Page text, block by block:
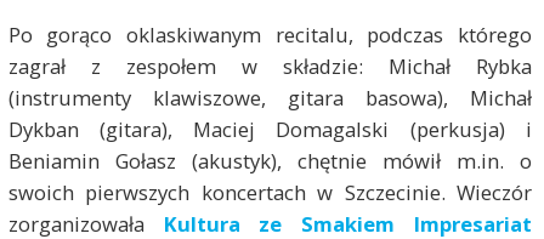
Po gorąco oklaskiwanym recitalu, podczas którego
zagrał z zespołem w składzie: Michał Rybka
(instrumenty klawiszowe, gitara basowa), Michał
Dykban (gitara), Maciej Domagalski (perkusja) i
Beniamin Gołasz (akustyk), chętnie mówił m.in. o
swoich pierwszych koncertach w Szczecinie. Wieczór
zorganizowała Kultura ze Smakiem Impresariat